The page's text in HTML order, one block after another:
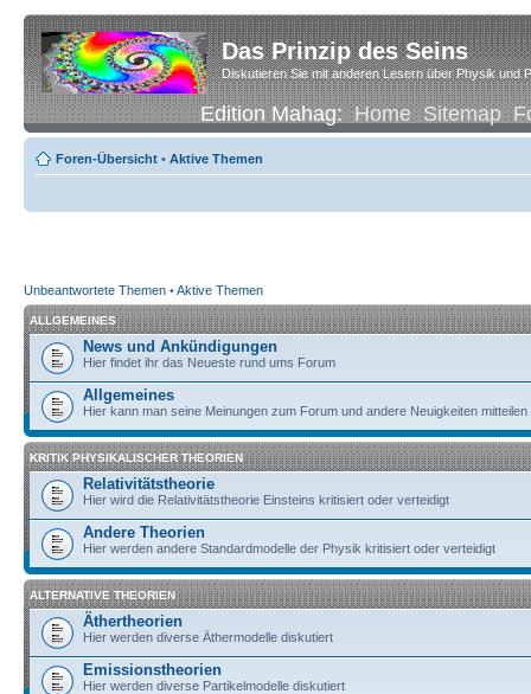
Das Prinzip des Seins
Diskutieren Sie mit anderen Lesern über Physik und
Edition Mahag:Home Sitemap
Foren-Übersicht • Aktive Themen
Unbeantwortete Themen •Aktive Themen
ALLGEMEINES
News und Ankündigungen
Hier findet ihr das Neueste rund ums Forum
Allgemeines
Hier kann man seine Meinungen zum Forum und andere Neuigkeiten mitteilen
KRITIK PHYSIKALISCHER THEORIEN
Relativitätstheorie
Hier wird die Relativitätstheorie Einsteins kritisiert oder verteidigt
Andere Theorien
Hier werden andere Standardmodelle der Physik kritisiert oder verteidigt
ALTERNATIVE THEORIEN
Äthertheorien
Hier werden diverse Äthermodelle diskutiert
Emissionstheorien
Hier werden diverse Partikelmodelle diskutiert